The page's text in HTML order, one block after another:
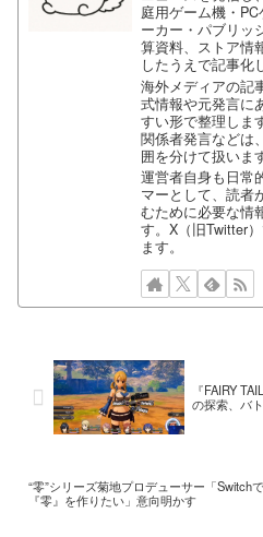
庭用ゲーム機・
ーカー・パブリッ
算資料、ストア情
したうえで記事化
海外メディアの記
式情報や元発言に
すい形で整理しま
関係者発言などは
囲を分けて扱います
運営者自身も日常
マーとして、読者
むために必要な情
す。X（旧Twitter
ます。
『FAIRY
の探索、バ
“零”シリーズ菊地プロデューサー「Switchで
『零』を作りたい」意向明かす